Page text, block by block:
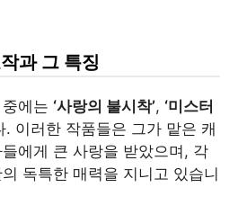
과 그 특징
에는 ‘사랑의 불시착’, ‘미스터
. 이러한 작품들은 그가 맡은 캐
에게 큰 사랑을 받았으며, 각
독특한 매력을 지니고 있습니